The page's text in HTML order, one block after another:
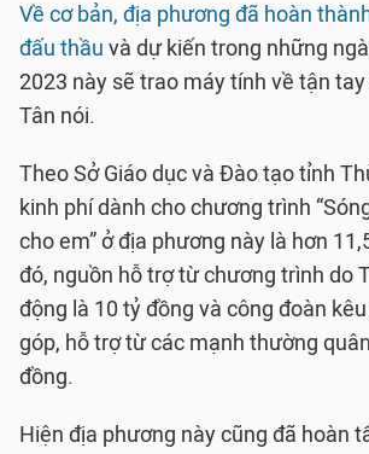
Về cơ bản, địa phương đã hoàn
đấu thầu và dự kiến trong những
2023 này sẽ trao máy tính về tận tay
Tân nói.
Theo Sở Giáo dục và Đào tạo tỉnh
kinh phí dành cho chương trình
cho em” ở địa phương này là hơn
đó, nguồn hỗ trợ từ chương trình do
động là 10 tỷ đồng và công đoàn
góp, hỗ trợ từ các mạnh thường
đồng.
Hiện địa phương này cũng đã hoàn